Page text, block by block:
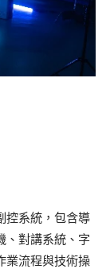
控系統，包含導
、對講系統、字
業流程與技術操